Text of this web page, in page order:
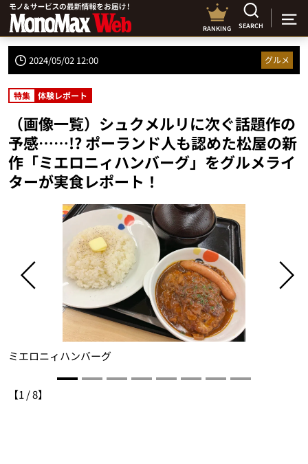
RANKING SEARCH
2024/05/02 12:00 グルメ
特集 体験レポート
（画像一覧）シュクメルリに次ぐ話題作の
予感……!? ポーランド人も認めた松屋の新
作「ミエロニィハンバーグ」をグルメライ
ターが実食レポート！
ミエロニィハンバーグ
【1 /8】